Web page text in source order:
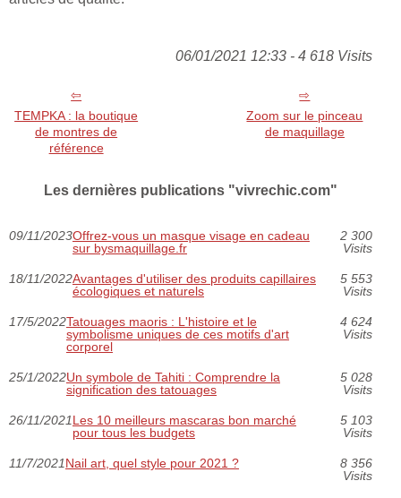
06/01/2021 12:33 - 4 618 Visits
TEMPKA : la boutique
de montres de
référence
Zoom sur le pinceau
de maquillage
Les dernières publications "vivrechic.com"
09/11/2023Offrez-vous un masque visage en cadeau
sur bysmaquillage.fr
2 300
Visits
18/11/2022Avantages d'utiliser des produits capillaires
écologiques et naturels
5 553
Visits
17/5/2022Tatouages maoris : L'histoire et le
symbolisme uniques de ces motifs d'art
corporel
4 624
Visits
25/1/2022Un symbole de Tahiti : Comprendre la
signification des tatouages
5 028
Visits
26/11/2021Les 10 meilleurs mascaras bon marché
pour tous les budgets
5 103
Visits
11/7/2021Nail art, quel style pour 2021 ?
8 356
Visits